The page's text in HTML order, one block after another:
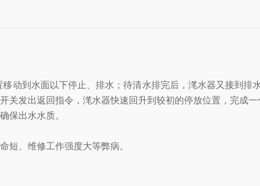
动到水面以下停止、排水；待清水排完后，滗水器又接到排
关发出返回指令，滗水器快速回升到较初的停放位置，完成一
保出水水质。
短、维修工作强度大等弊病。